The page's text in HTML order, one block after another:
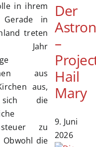
in ihrem
Gerade in
treten
Jahr
aus
aus,
die
zu
Obwohl die
Der
–
Hail
Mary
9. Juni
2026